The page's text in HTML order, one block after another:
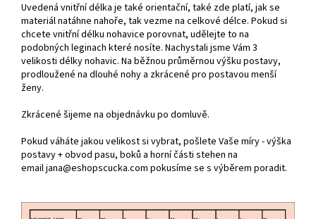
Uvedená vnitřní délka je také orientační, také zde platí, jak se
materiál natáhne nahoře, tak vezme na celkové délce. Pokud si
chcete vnitřní délku nohavice porovnat, udělejte to na
podobných leginach které nosíte. Nachystali jsme Vám 3
velikosti délky nohavic. Na běžnou průměrnou výšku postavy,
prodloužené na dlouhé nohy a zkrácené pro postavou menší
ženy.
Zkrácené šijeme na objednávku po domluvě.
Pokud váháte jakou velikost si vybrat, pošlete Vaše míry - výška
postavy + obvod pasu, boků a horní části stehen na
emailjana@eshopscucka.com pokusíme se s výběrem poradit.